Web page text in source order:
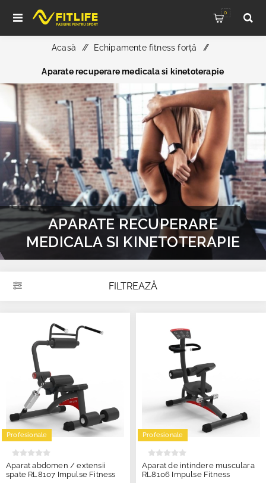
0
Acasă / Echipamente fitness forță /
Aparate recuperare medicala si kinetoterapie
APARATE RECUPERARE
MEDICALA SI KINETOTERAPIE
FILTREAZĂ
Profesionale
Aparat abdomen / extensii
spate RL8107 Impulse Fitness
Profesionale
Aparat de intindere musculara
RL8106 Impulse Fitness